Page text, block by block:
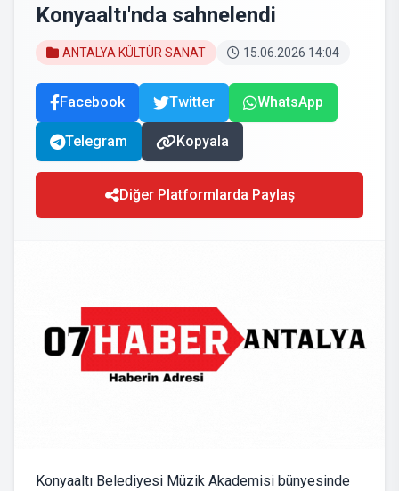
Konyaaltı'nda sahnelendi
ANTALYA KÜLTÜR SANAT 15.06.2026 14:04
Facebook Twitter WhatsApp
Telegram Kopyala
Diğer Platformlarda Paylaş
Konyaaltı Belediyesi Müzik Akademisi bünyesinde